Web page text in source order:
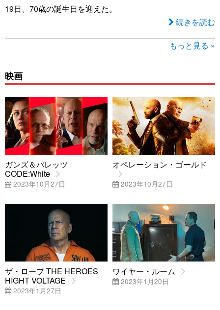
19日、70歳の誕生日を迎えた。
続きを読む
もっと見る »
映画
ガンズ＆バレッツ
CODE:White
2023年10月27日
オペレーション・ゴールド
2023年10月27日
ザ・ローブ THE HEROES
HIGHT VOLTAGE
2023年1月27日
ワイヤー・ルーム
2023年1月20日